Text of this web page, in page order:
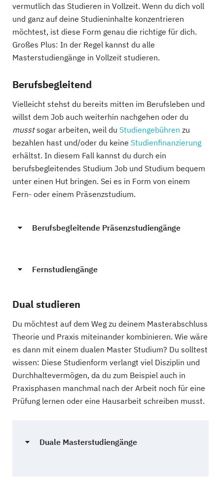
vermutlich das Studieren in Vollzeit. Wenn du dich voll
und ganz auf deine Studieninhalte konzentrieren
möchtest, ist diese Form genau die richtige für dich.
Großes Plus: In der Regel kannst du alle
Masterstudiengänge in Vollzeit studieren.
Berufsbegleitend
Vielleicht stehst du bereits mitten im Berufsleben und
willst dem Job auch weiterhin nachgehen oder du
musstsogar arbeiten, weil du Studiengebühren zu
bezahlen hast und/oder du keine Studienfinanzierung
erhältst. In diesem Fall kannst du durch ein
berufsbegleitendes Studium Job und Studium bequem
unter einen Hut bringen. Sei es in Form von einem
Fern- oder einem Präsenzstudium.
Berufsbegleitende Präsenzstudiengänge
Fernstudiengänge
Dual studieren
Du möchtest auf dem Weg zu deinem Masterabschluss
Theorie und Praxis miteinander kombinieren. Wie wäre
es dann mit einem dualen Master Studium? Du solltest
wissen: Diese Studienform verlangt viel Disziplin und
Durchhaltevermögen, da du zum Beispiel auch in
Praxisphasen manchmal nach der Arbeit noch für eine
Prüfung lernen oder eine Hausarbeit schreiben musst.
Duale Masterstudiengänge